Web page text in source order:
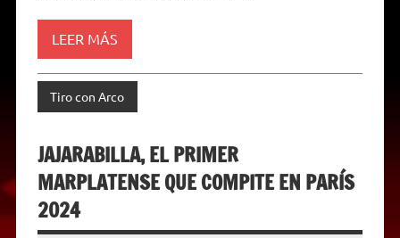
LEER MÁS
Tiro con Arco
JAJARABILLA, EL PRIMER
MARPLATENSE QUE COMPITE EN PARÍS
2024